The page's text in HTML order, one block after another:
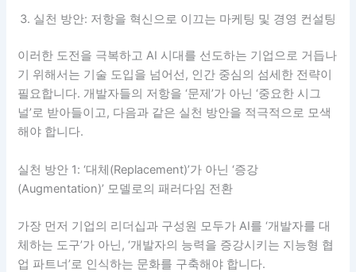
실천 방안: 저항을 혁신으로 이끄는 마케팅 및 경영 컨설팅
이러한 도전을 극복하고 AI 시대를 선도하는 기업으로 거듭나
기 위해서는 기술 도입을 넘어선, 인간 중심의 섬세한 전략이
필요합니다. 개발자들의 저항을 ‘문제’가 아닌 ‘중요한 시그
널’로 받아들이고, 다음과 같은 실천 방안을 적극적으로 모색
해야 합니다.
실천 방안 1: ‘대체(Replacement)’가 아닌 ‘증강
(Augmentation)’ 모델로의 패러다임 전환
가장 먼저 기업의 리더십과 구성원 모두가 AI를 ‘개발자를 대
체하는 도구’가 아닌, ‘개발자의 능력을 증강시키는 지능형 협
업 파트너’로 인식하는 문화를 구축해야 합니다.